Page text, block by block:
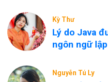
Kỳ Thư
Lý do Java
ngôn ngữ
Nguyễn Tú Ly